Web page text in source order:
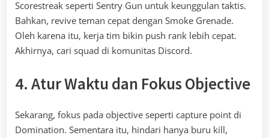
Scorestreak seperti Sentry Gun untuk keunggulan taktis.
Bahkan, revive teman cepat dengan Smoke Grenade.
Oleh karena itu, kerja tim bikin push rank lebih cepat.
Akhirnya, cari squad di komunitas Discord.
4. Atur Waktu dan Fokus Objective
Sekarang, fokus pada objective seperti capture point di
Domination. Sementara itu, hindari hanya buru kill,